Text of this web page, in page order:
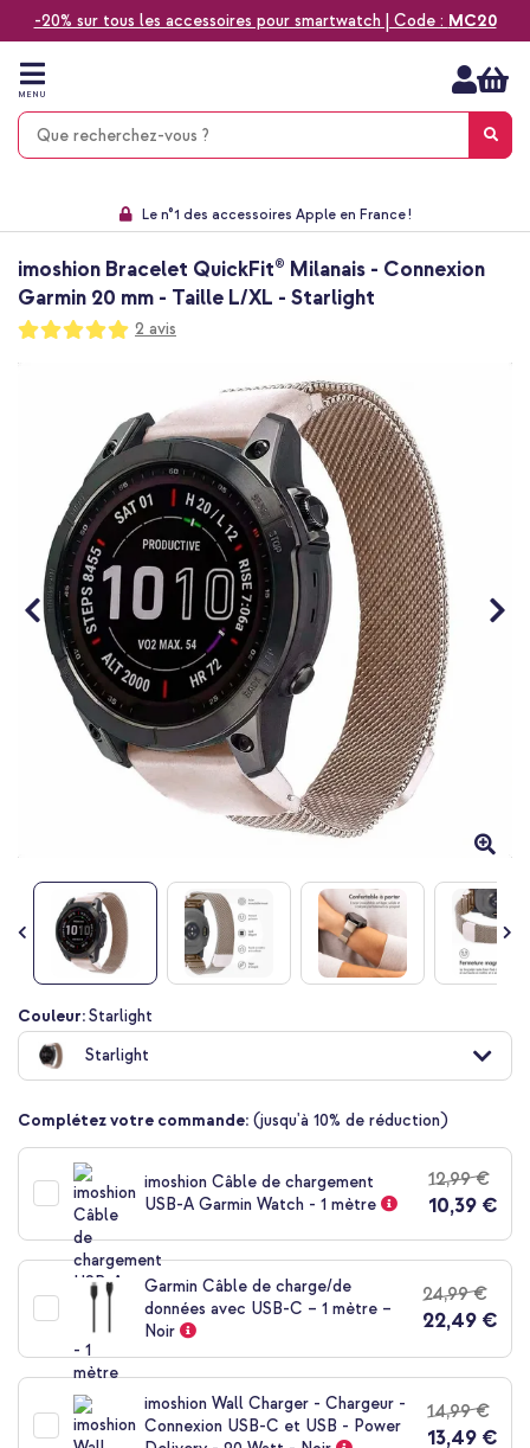
-20% sur tous les accessoires pour smartwatch | Code : MC20
Aller
contenu
MENU
Le n°1 des accessoires Apple en France !
imoshion Bracelet QuickFit® Milanais - Connexion
Garmin 20 mm - Taille L/XL - Starlight
Notation:
100
100
2 avis
Passer
d’images
Passer
au
début
de
Galerie
d’images
Couleur:Starlight
Starlight
Complétez votre commande: (jusqu'à 10% de réduction)
imoshion Câble de chargement
USB-A Garmin Watch - 1 mètre
12,99 €
10,39 €
Garmin Câble de charge/de
données avec USB-C – 1 mètre –
Noir
24,99 €
22,49 €
imoshion Wall Charger - Chargeur -
Connexion USB-C et USB - Power
14,99 €
13,49 €